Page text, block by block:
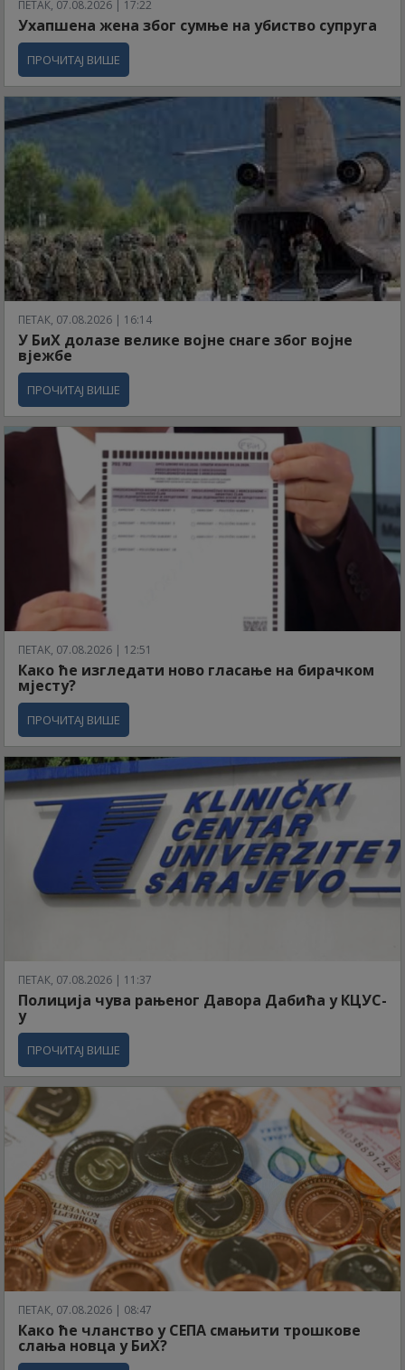
ПЕТАК, 07.08.2026 | 17:22
Ухапшена жена због сумње на убиство супруга
ПРОЧИТАЈ ВИШЕ
ПЕТАК, 07.08.2026 | 16:14
У БиХ долазе велике војне снаге због војне
вјежбе
ПРОЧИТАЈ ВИШЕ
ПЕТАК, 07.08.2026 | 12:51
Како ће изгледати ново гласање на бирачком
мјесту?
ПРОЧИТАЈ ВИШЕ
ПЕТАК, 07.08.2026 | 11:37
Полиција чува рањеног Давора Дабића у КЦУС-
у
ПРОЧИТАЈ ВИШЕ
ПЕТАК, 07.08.2026 | 08:47
Како ће чланство у СЕПА смањити трошкове
слања новца у БиХ?